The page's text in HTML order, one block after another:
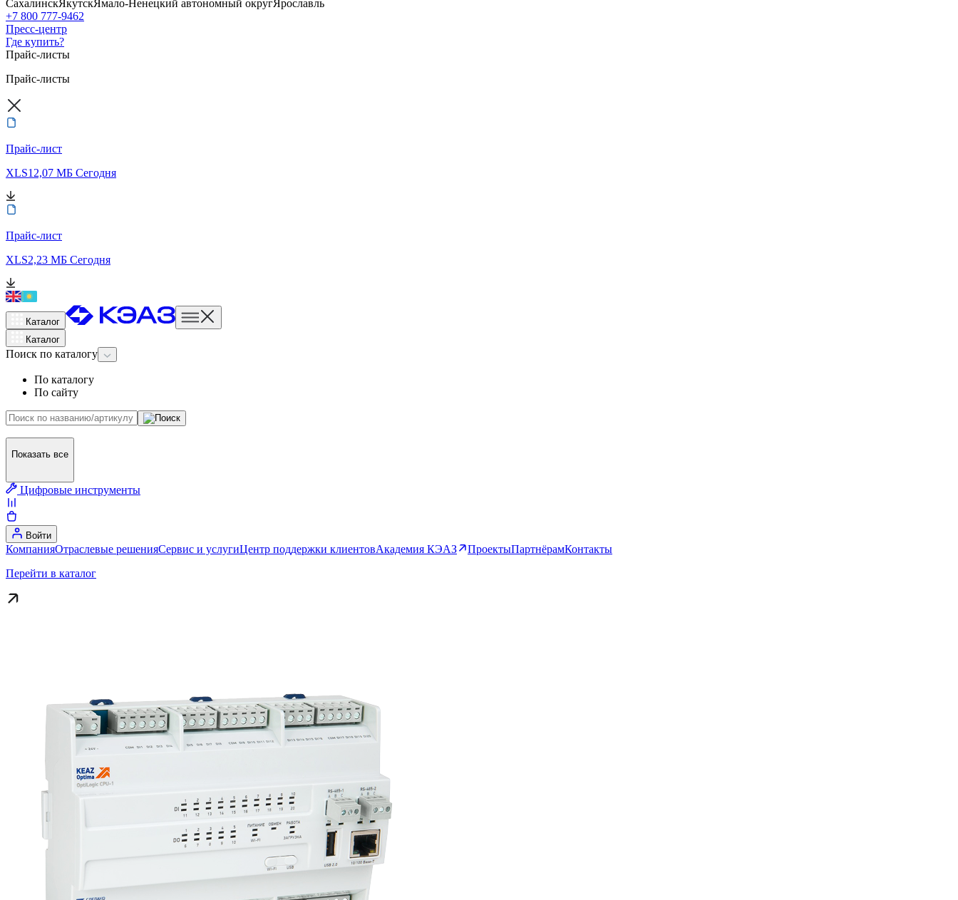
СахалинскЯкутскЯмало-Ненецкий автономный округЯрославль
+7 800 777-9462
Пресс-центр
Где купить?
Прайс-листы
Прайс-листы
Прайс-лист
XLS12,07 МБ Сегодня
Прайс-лист
XLS2,23 МБ Сегодня
Каталог
Каталог
Поиск по каталогу
По каталогу
По сайту
Показать все
Цифровые инструменты
Войти
КомпанияОтраслевые решенияСервис и услугиЦентр поддержки клиентовАкадемия КЭАЗ ПроектыПартнёрамКонтакты
Перейти в каталог